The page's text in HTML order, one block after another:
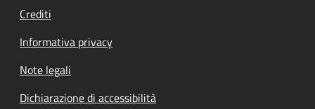
Crediti
Informativa privacy
Note legali
Dichiarazione di accessibilità